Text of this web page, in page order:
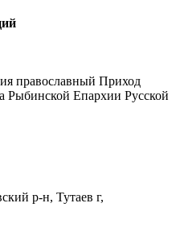
православный Приход
Рыбинской Епархии Русской
р-н, Тутаев г,